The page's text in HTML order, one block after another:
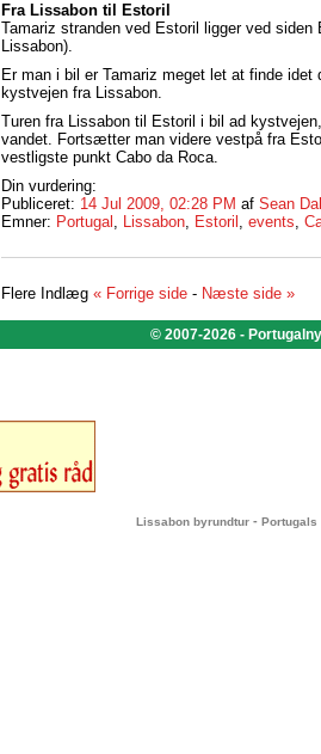
Fra Lissabon til Estoril
Tamariz stranden ved Estoril ligger ved
Lissabon).
Er man i bil er Tamariz meget let at finde
kystvejen fra Lissabon.
Turen fra Lissabon til Estoril i bil ad
vandet. Fortsætter man videre vestpå fra
vestligste punkt Cabo da Roca.
Din vurdering:
Publiceret: 14 Jul 2009, 02:28 PM af Sean
Emner: Portugal , Lissabon, Estoril , events,
Flere Indlæg « Forrige side - Næste side »
© 2007-2026 -
Lissabon byrundtur - Portugals